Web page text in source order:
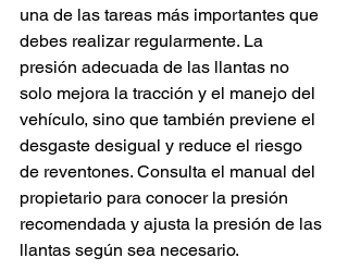
una de las tareas más importantes que
debes realizar regularmente. La
presión adecuada de las llantas no
solo mejora la tracción y el manejo del
vehículo, sino que también previene el
desgaste desigual y reduce el riesgo
de reventones. Consulta el manual del
propietario para conocer la presión
recomendada y ajusta la presión de las
llantas según sea necesario.